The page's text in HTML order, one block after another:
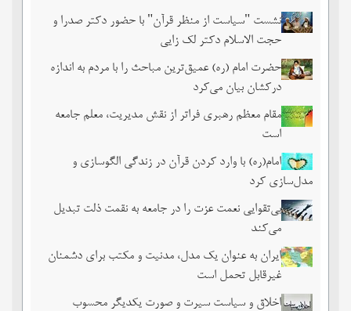
نشست‏ "سیاست از منظر قرآن" با حضور دکتر صدرا و
حجت الاسلام دکتر لک زایی
حضرت امام (ره) عمیق‌ترین مباحث را با مردم به اندازه
درکشان بیان می‌کرد
مقام معظم رهبری فراتر از نقش مدیریت، معلم جامعه
است
امام(ره) با وارد کردن قرآن در زندگی الگوسازی و
مدل‌سازی کرد
بی‌تقوایی نعمت عزت را در جامعه به نقمت ذلت تبدیل
می‌کند
ایران به عنوان یک مدل، مدنیت و مکتب برای دشمنان
غیرقابل تحمل است
اخلاق و سیاست سیرت و صورت یکدیگر محسوب